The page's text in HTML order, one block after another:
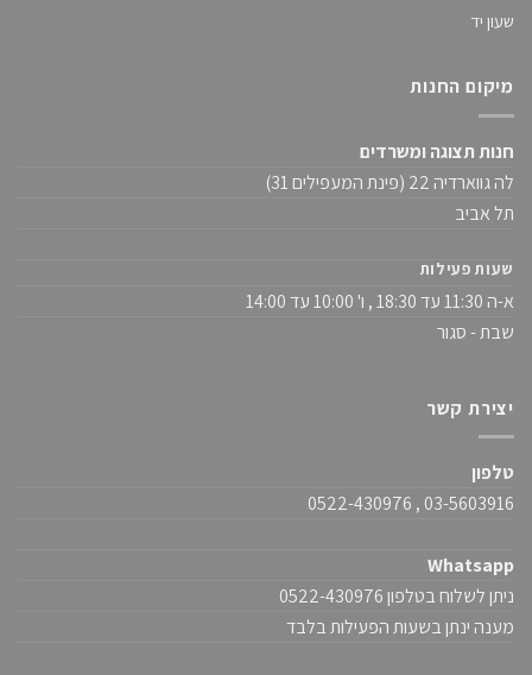
שעון יד
מיקום החנות
חנות תצוגה ומשרדים
לה גווארדיה 22 (פינת המעפילים 31)
תל אביב
שעות פעילות
א-ה 11:30 עד 18:30 , ו' 10:00 עד 14:00
שבת - סגור
יצירת קשר
טלפון
03-5603916 , 0522-430976
Whatsapp
ניתן לשלוח בטלפון 0522-430976
מענה ינתן בשעות הפעילות בלבד